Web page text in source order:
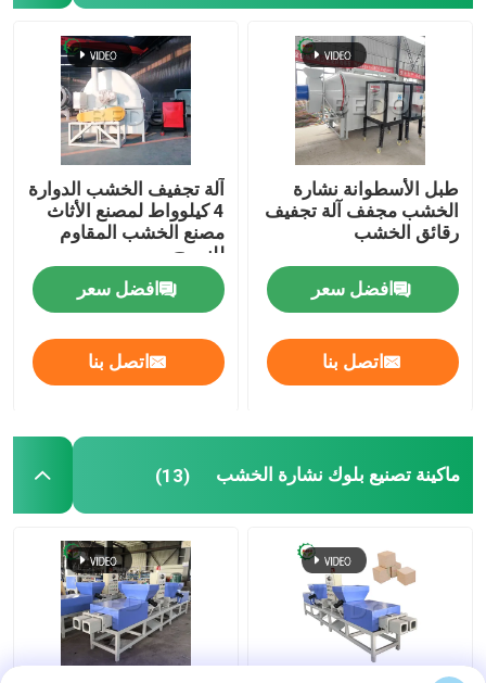
طبل الأسطوانة نشارة
الخشب مجفف آلة تجفيف
رقائق الخشب
افضل سعر
اتصل بنا
آلة تجفيف الخشب الدوارة
4 كيلوواط لمصنع الأثاث
مصنع الخشب المقاوم
للنسيج
افضل سعر
اتصل بنا
ماكينة تصنيع بلوك نشارة الخشب (13)